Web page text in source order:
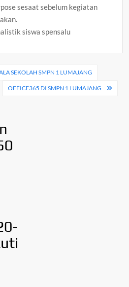
sesaat sebelum kegiatan
siswa spensalu
SEKOLAH SMPN 1 LUMAJANG
OFFICE365 DI SMPN 1 LUMAJANG